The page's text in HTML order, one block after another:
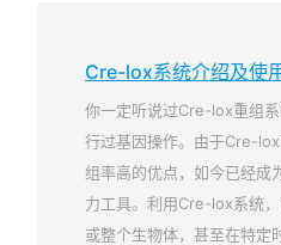
Cre-lox系统介绍及使
你一定听说过Cre-lox重组
行过基因操作。由于Cre-
组率高的优点，如今已经成
力工具。利用Cre-lox系统
或整个生物体，甚至在特定